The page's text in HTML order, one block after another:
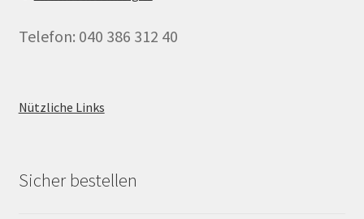
Telefon: 040 386 312 40
Nützliche Links
Sicher bestellen